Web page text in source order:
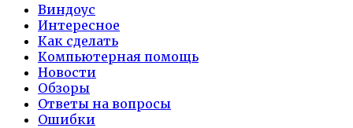
Виндоус
Интересное
Как сделать
Компьютерная помощь
Новости
Обзоры
Ответы на вопросы
Ошибки